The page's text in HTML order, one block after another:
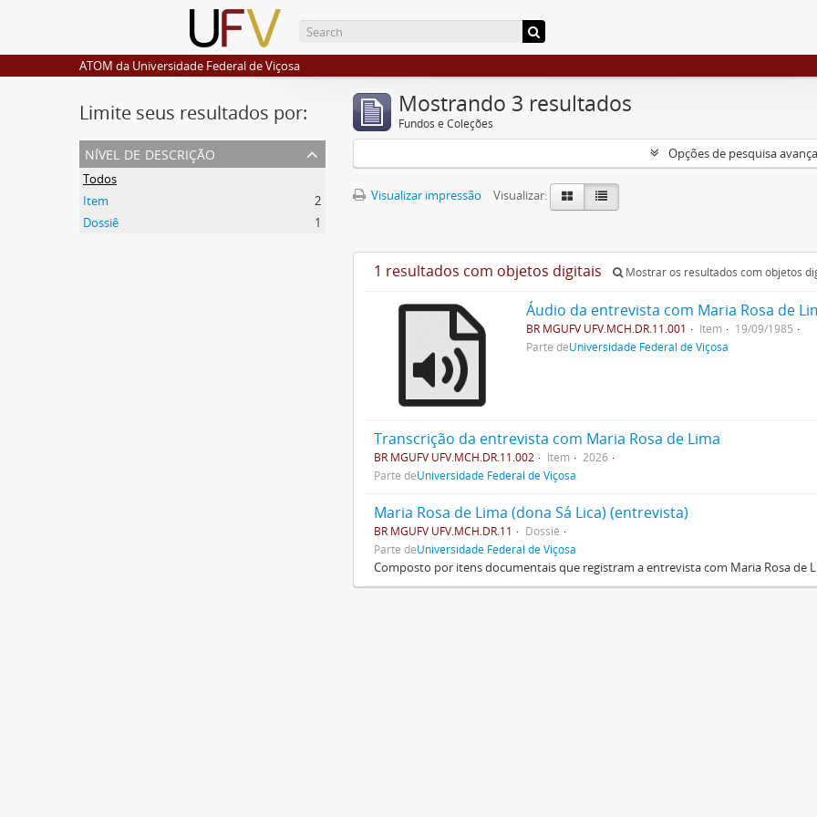
ATOM da Universidade Federal de Viçosa
Limite seus resultados por:
nível de descrição
Todos
Item
2
Dossiê
1
Mostrando 3 resultados
Fundos e Coleções
Opções de pesquisa
Visualizar impressão Visualizar:
1 resultados com objetos digitais Mostrar os resultados com objetos
Áudio da entrevista com Maria Rosa de
BR MGUFV UFV.MCH.DR.11.001 Item
19/09/1985
Parte deUniversidade Federal de Viçosa
Transcrição da entrevista com Maria Rosa de Lima
BR MGUFV UFV.MCH.DR.11.002 Item
2026
Parte deUniversidade Federal de Viçosa
Maria Rosa de Lima (dona Sá Lica) (entrevista)
BR MGUFV UFV.MCH.DR.11
Dossiê
Parte deUniversidade Federal de Viçosa
Composto por itens documentais que registram a entrevista com Maria Rosa de